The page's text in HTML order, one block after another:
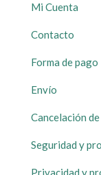
Mi Cuenta
Contacto
Forma de pago
Envío
Cancelación
Seguridad y